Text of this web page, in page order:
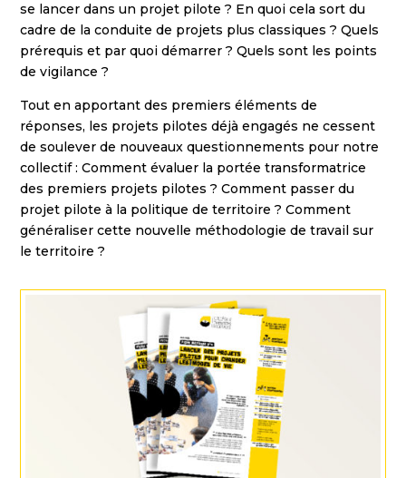
se lancer dans un projet pilote ? En quoi cela sort du
cadre de la conduite de projets plus classiques ? Quels
prérequis et par quoi démarrer ? Quels sont les points
de vigilance ?
Tout en apportant des premiers éléments de
réponses, les projets pilotes déjà engagés ne cessent
de soulever de nouveaux questionnements pour notre
collectif : Comment évaluer la portée transformatrice
des premiers projets pilotes ? Comment passer du
projet pilote à la politique de territoire ? Comment
généraliser cette nouvelle méthodologie de travail sur
le territoire ?